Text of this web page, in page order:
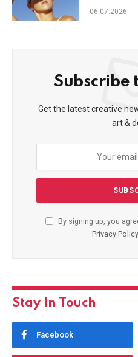
06.07.2026
Subscribe
Get the latest creative
art &
By signing up, you
Privacy Policy
Stay In Touch
Facebook